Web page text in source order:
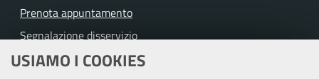
USIAMO I COOKIES
Prenota appuntamento
Segnalazione disservizio
Richiesta assistenza